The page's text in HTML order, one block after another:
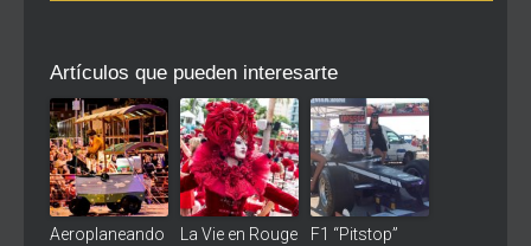
Artículos que pueden interesarte
Aeroplaneando La Vie en Rouge F1 “Pitstop”